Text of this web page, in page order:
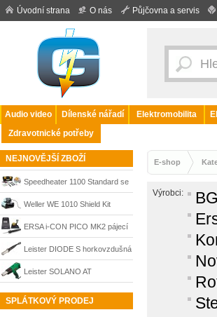
Úvodní strana O nás Půjčovna a servis
Audio video Dílenské nářadí Elektromobilita
Zdravotnické potřeby
NEJNOVĚJŠÍ ZBOŽÍ
Speedheater 1100 Standard se
systémovým kufrem
Weller WE 1010 Shield Kit
digitální pájecí stanice 70 W +
odsávačka zplodin Zero Smog
Shield, T0053298391
ERSA i-CON PICO MK2 pájecí
stanice 80 W (bez ESD),
0IC1305
Leister DIODE S horkovzdušná
svářečka plastů pro
šroubovací trysky M14, 230 V /
2000 W, EU zástrčka, 101.280
Leister SOLANO AT
horkovzdušná pistole 230 V,
SPLÁTKOVÝ PRODEJ
E-shop
Výrobci: